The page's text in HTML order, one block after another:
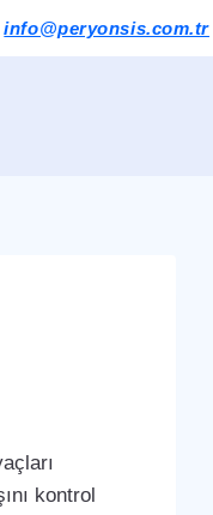
info@peryonsis.com.tr
kontrol